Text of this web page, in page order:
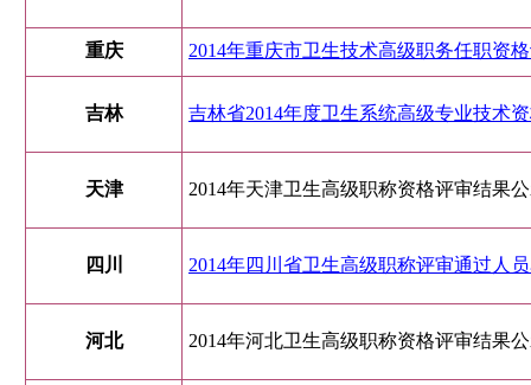
重庆 2014年重庆市卫生技术高级职务任职资
吉林 吉林省2014年度卫生系统高级专业技术
天津 2014年天津卫生高级职称资格评审结果
四川 2014年四川省卫生高级职称评审通过人
河北 2014年河北卫生高级职称资格评审结果